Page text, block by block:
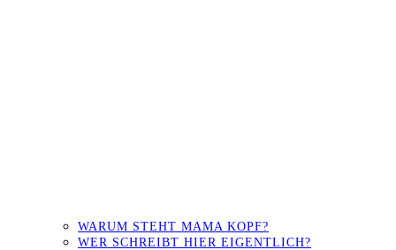
WARUM STEHT MAMA KOPF?
WER SCHREIBT HIER EIGENTLICH?